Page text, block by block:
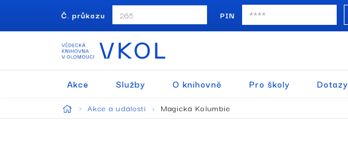
Č. průkazu PIN
Akce Služby O knihovně Pro školy Dotazy
Akce a události Magická Kolumbie